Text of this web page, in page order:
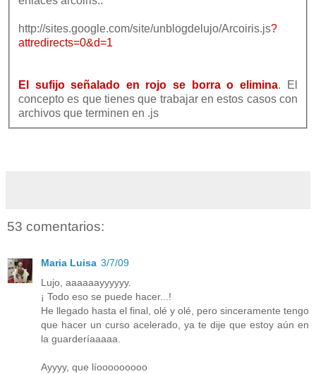
http://sites.google.com/site/unblogdelujo/Arcoiris.js?
attredirects=0&d=1
El sufijo señalado en rojo se borra o elimina. El
concepto es que tienes que trabajar en estos casos con
archivos que terminen en .js
53 comentarios:
Maria Luisa 3/7/09
Lujo, aaaaaayyyyyy.
¡ Todo eso se puede hacer...!
He llegado hasta el final, olé y olé, pero sinceramente tengo
que hacer un curso acelerado, ya te dije que estoy aún en
la guarderíaaaaa.
Ayyyy, que líooooooooo